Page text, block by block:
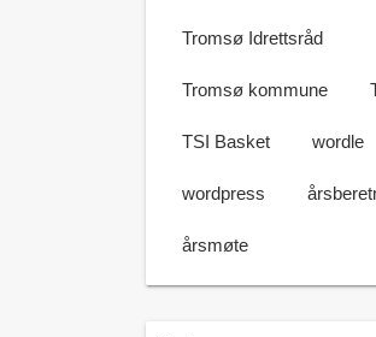
Tromsø Idrettsråd
Tromsø kommune
TSI Basket wordle
wordpress
årsmøte